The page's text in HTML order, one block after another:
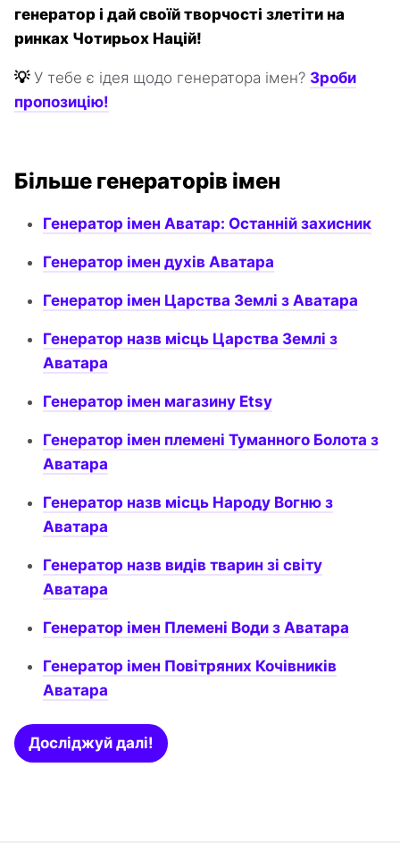
генератор і дай своїй творчості злетіти на
ринках Чотирьох Націй!
💡 У тебе є ідея щодо генератора імен? Зроби
пропозицію!
Більше генераторів імен
Генератор імен Аватар: Останній захисник
Генератор імен духів Аватара
Генератор імен Царства Землі з Аватара
Генератор назв місць Царства Землі з
Аватара
Генератор імен магазину Etsy
Генератор імен племені Туманного Болота з
Аватара
Генератор назв місць Народу Вогню з
Аватара
Генератор назв видів тварин зі світу
Аватара
Генератор імен Племені Води з Аватара
Генератор імен Повітряних Кочівників
Аватара
Досліджуй далі!